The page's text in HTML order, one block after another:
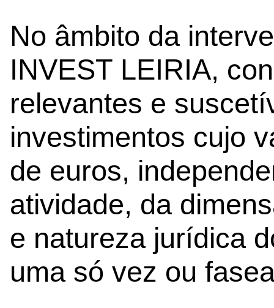
No âmbito da
INVEST LEIRIA,
relevantes e
investimentos cujo
de euros,
atividade, da
e natureza jurídica
uma só vez ou